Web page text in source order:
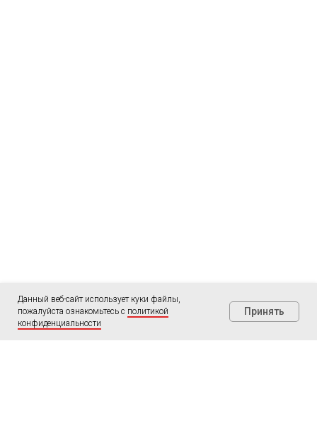
Данный веб-сайт использует куки файлы,
пожалуйста ознакомьтесь с политикой
конфиденциальности
Принять